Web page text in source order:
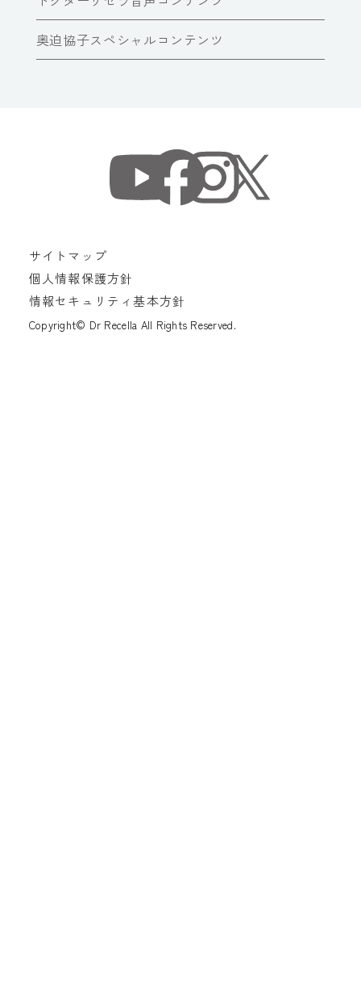
奥迫協子スペシャルコンテンツ
サイトマップ
個人情報保護方針
情報セキュリティ基本方針
Copyright© Dr Recella All Rights Reserved.